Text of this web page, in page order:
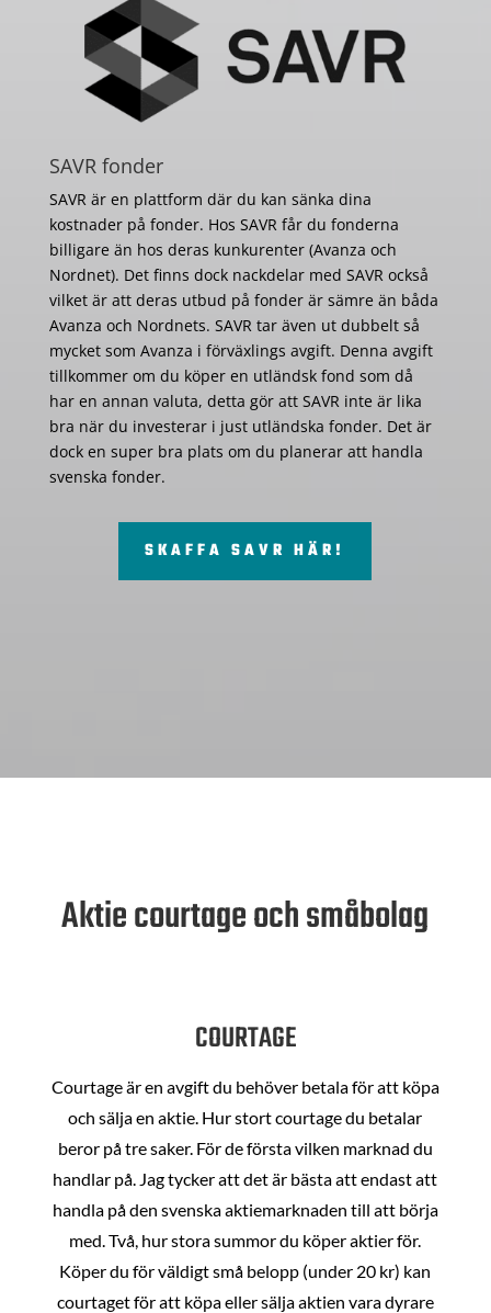
SAVR fonder
SAVR är en plattform där du kan sänka dina
kostnader på fonder. Hos SAVR får du fonderna
billigare än hos deras kunkurenter (Avanza och
Nordnet). Det finns dock nackdelar med SAVR också
vilket är att deras utbud på fonder är sämre än båda
Avanza och Nordnets. SAVR tar även ut dubbelt så
mycket som Avanza i förväxlings avgift. Denna avgift
tillkommer om du köper en utländsk fond som då
har en annan valuta, detta gör att SAVR inte är lika
bra när du investerar i just utländska fonder. Det är
dock en super bra plats om du planerar att handla
svenska fonder.
SKAFFA SAVR HÄR!
Aktie courtage och småbolag
COURTAGE
Courtage är en avgift du behöver betala för att köpa
och sälja en aktie. Hur stort courtage du betalar
beror på tre saker. För de första vilken marknad du
handlar på. Jag tycker att det är bästa att endast att
handla på den svenska aktiemarknaden till att börja
med. Två, hur stora summor du köper aktier för.
Köper du för väldigt små belopp (under 20 kr) kan
courtaget för att köpa eller sälja aktien vara dyrare